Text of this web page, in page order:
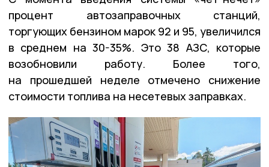
процент автозаправочных станций,
торгующих бензином марок 92 и 95, увеличился
в среднем на 30-35%. Это 38 АЗС, которые
возобновили работу. Более того,
на прошедшей неделе отмечено снижение
стоимости топлива на несетевых заправках.